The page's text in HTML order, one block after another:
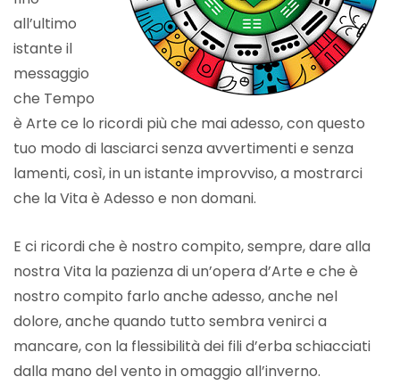
all’ultimo
istante il
messaggio
che Tempo
è Arte ce lo ricordi più che mai adesso, con questo
tuo modo di lasciarci senza avvertimenti e senza
lamenti, così, in un istante improvviso, a mostrarci
che la Vita è Adesso e non domani.
E ci ricordi che è nostro compito, sempre, dare alla
nostra Vita la pazienza di un’opera d’Arte e che è
nostro compito farlo anche adesso, anche nel
dolore, anche quando tutto sembra venirci a
mancare, con la flessibilità dei fili d’erba schiacciati
dalla mano del vento in omaggio all’inverno.